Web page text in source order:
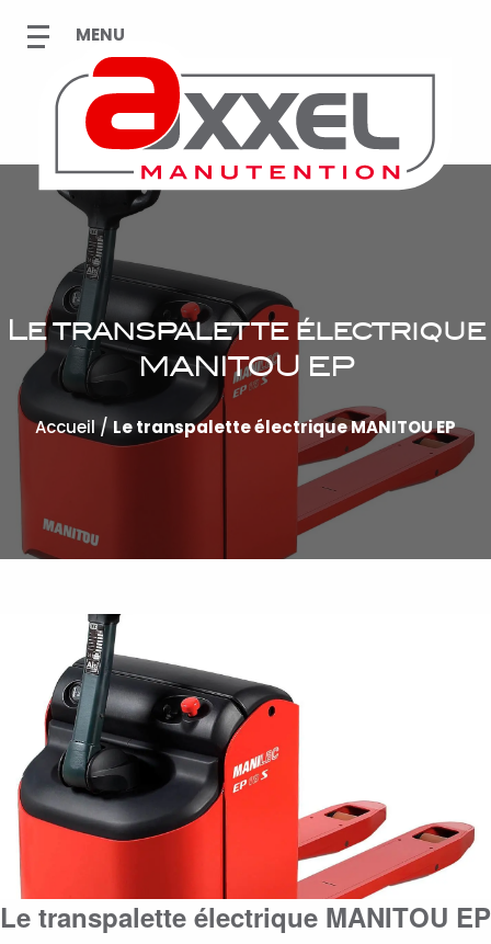
Le transpalette électrique
MANITOU EP
Accueil/Le transpalette électrique MANITOU EP
Le transpalette électrique MANITOU EP